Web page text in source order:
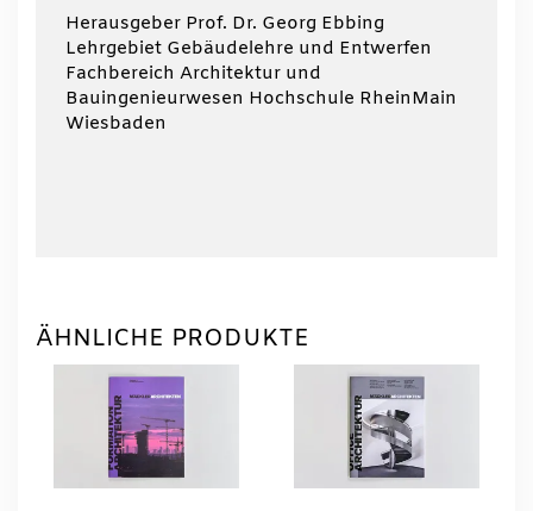
Herausgeber Prof. Dr. Georg Ebbing
Lehrgebiet Gebäudelehre und Entwerfen
Fachbereich Architektur und
Bauingenieurwesen Hochschule RheinMain
Wiesbaden
ÄHNLICHE PRODUKTE